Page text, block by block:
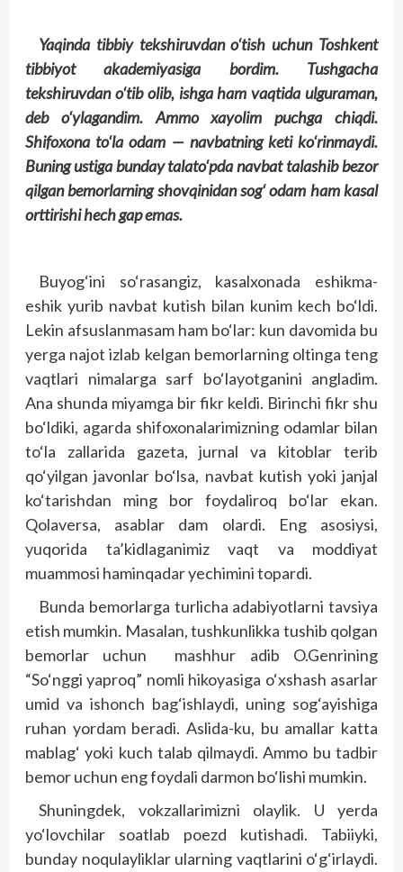
Yaqinda tibbiy tekshiruvdan o‘tish uchun Toshkent
tibbiyot akademiyasiga bordim. Tushgacha
tekshiruvdan o‘tib olib, ishga ham vaqtida ulguraman,
deb o‘ylagandim. Ammo xayolim puchga chiqdi.
Shifoxona to‘la odam — navbatning keti ko‘rinmaydi.
Buning ustiga bunday talato‘pda navbat talashib bezor
qilgan bemorlarning shovqinidan sog‘ odam ham kasal
orttirishi hech gap emas.
Buyog‘ini so‘rasangiz, kasalxonada eshikma-
eshik yurib navbat kutish bilan kunim kech bo‘ldi.
Lekin afsuslanmasam ham bo‘lar: kun davomida bu
yerga najot izlab kelgan bemorlarning oltinga teng
vaqtlari nimalarga sarf bo‘layotganini angladim.
Ana shunda miyamga bir fikr keldi. Birinchi fikr shu
bo‘ldiki, agarda shifoxonalarimizning odamlar bilan
to‘la zallarida gazeta, jurnal va kitoblar terib
qo‘yilgan javonlar bo‘lsa, navbat kutish yoki janjal
ko‘tarishdan ming bor foydaliroq bo‘lar ekan.
Qolaversa, asablar dam olardi. Eng asosiysi,
yuqorida ta’kidlaganimiz vaqt va moddiyat
muammosi haminqadar yechimini topardi.
Bunda bemorlarga turlicha adabiyotlarni tavsiya
etish mumkin. Masalan, tushkunlikka tushib qolgan
bemorlar uchun mashhur adib O.Genrining
“So‘nggi yaproq” nomli hikoyasiga o‘xshash asarlar
umid va ishonch bag‘ishlaydi, uning sog‘ayishiga
ruhan yordam beradi. Aslida-ku, bu amallar katta
mablag‘ yoki kuch talab qilmaydi. Ammo bu tadbir
bemor uchun eng foydali darmon bo‘lishi mumkin.
Shuningdek, vokzallarimizni olaylik. U yerda
yo‘lovchilar soatlab poezd kutishadi. Tabiiyki,
bunday noqulayliklar ularning vaqtlarini o‘g‘irlaydi.